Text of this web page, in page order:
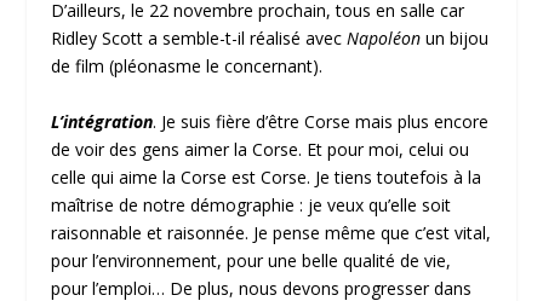
D’ailleurs, le 22 novembre prochain, tous en salle car
Ridley Scott a semble-t-il réalisé avecNapoléon un bijou
de film (pléonasme le concernant).
L’intégration. Je suis fière d’être Corse mais plus encore
de voir des gens aimer la Corse. Et pour moi, celui ou
celle qui aime la Corse est Corse. Je tiens toutefois à la
maîtrise de notre démographie : je veux qu’elle soit
raisonnable et raisonnée. Je pense même que c’est vital,
pour l’environnement, pour une belle qualité de vie,
pour l’emploi… De plus, nous devons progresser dans